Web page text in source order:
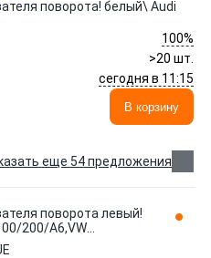
поворота! белый\ Audi
100%
>20 шт.
сегодня в 11:15
В корзину
еще 54 предложения
поворота левый!
200/A6,VW
441-1403L-UE DEPO